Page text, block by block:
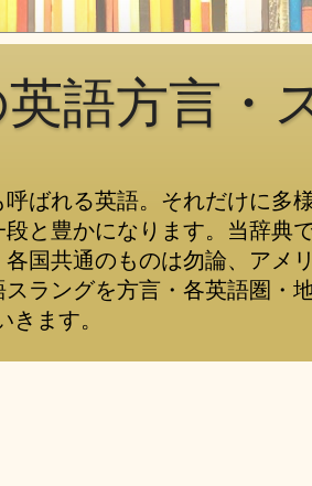
語方言・
呼ばれる英語。それだけに
と豊かになります。当辞典
国共通のものは勿論、アメ
ラングを方言・各英語圏・
ます。